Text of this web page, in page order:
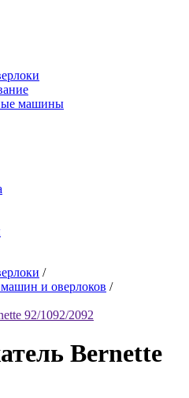
машины
/
и оверлоков /
92/1092/2092
Bernette